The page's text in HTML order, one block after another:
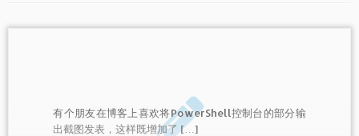
有个朋友在博客上喜欢将PowerShell控制台的部分输
出截图发表，这样既增加了 […]